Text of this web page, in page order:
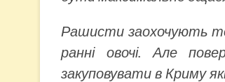
Рашисти заохочують
ранні овочі. Але
закуповувати в Криму